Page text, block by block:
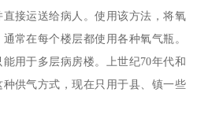
接运送给病人。使用该方法，将氧
常在每个楼层都使用各种氧气瓶。
用于多层病房楼。上世纪70年代和
供气方式，现在只用于县、镇一些